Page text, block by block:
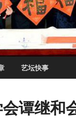
艺坛快事
谭继和